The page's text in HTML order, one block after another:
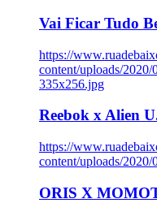
Vai Ficar Tudo
https://
content/uploads/
335x256.jpg
Reebok x Alien
https://
content/uploads/
ORIS X